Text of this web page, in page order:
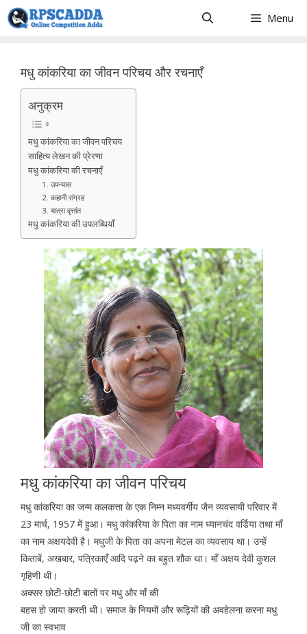
Skip
to
Menu
मधु कांकरिया का जीवन परिचय और रचनाएँ
अनुक्रम
मधु कांकरिया का जीवन परिचय
साहित्य लेखन की प्रेरणा
मधु कांकरिया की रचनाएँ
1. उपन्यास
2. कहानी संग्रह
3. यात्रा वृत्तांत
मधु कांकरिया की उपलब्धियाँ
मधु कांकरिया का जीवन परिचय
मधु कांकरिया का जन्म कलकत्ता के एक निम्न मध्यवर्गीय जैन व्यवसायी परिवार में
23 मार्च, 1957 में हुआ। मधु कांकरिया के पिता का नाम ध्यानचंद वर्डिया तथा माँ
का नाम अक्षयदेवी है। मधुजी के पिता का अपना मेटल का व्यवसाय था। उन्हें
किताबें, अखबार, पत्रिकाएँ आदि पढ़ने का बहुत शौक था। माँ अक्षय देवी कुशल
गृहिणी थी।
अक्सर छोटी-छोटी बातों पर मधु और माँ की
बहस हो जाया करती थी। समाज के नियमों और रूढ़ियों की अवहेलना करना मधु
जी का स्वभाव